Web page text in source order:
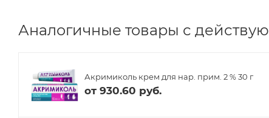
Аналогичные товары с
Акримиколь крем для нар. прим. 2 % 30 г
от 930.60 руб.